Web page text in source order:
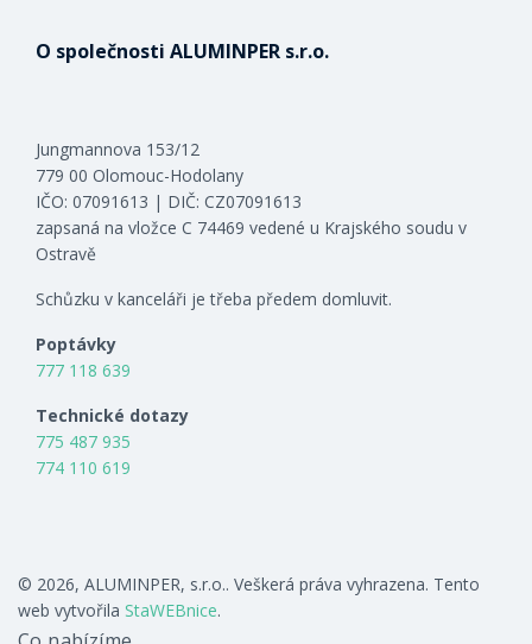
O společnosti ALUMINPER s.r.o.
Jungmannova 153/12
779 00 Olomouc-Hodolany
IČO: 07091613 | DIČ: CZ07091613
zapsaná na vložce C 74469 vedené u Krajského soudu v
Ostravě
Schůzku v kanceláři je třeba předem domluvit.
Poptávky
777 118 639
Technické dotazy
775 487 935
774 110 619
© 2026, ALUMINPER, s.r.o.. Veškerá práva vyhrazena. Tento
web vytvořila StaWEBnice.